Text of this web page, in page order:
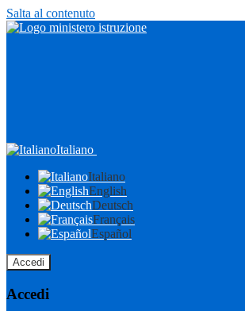
Salta al contenuto
Italiano
Italiano
English
Deutsch
Français
Español
Accedi
Accedi